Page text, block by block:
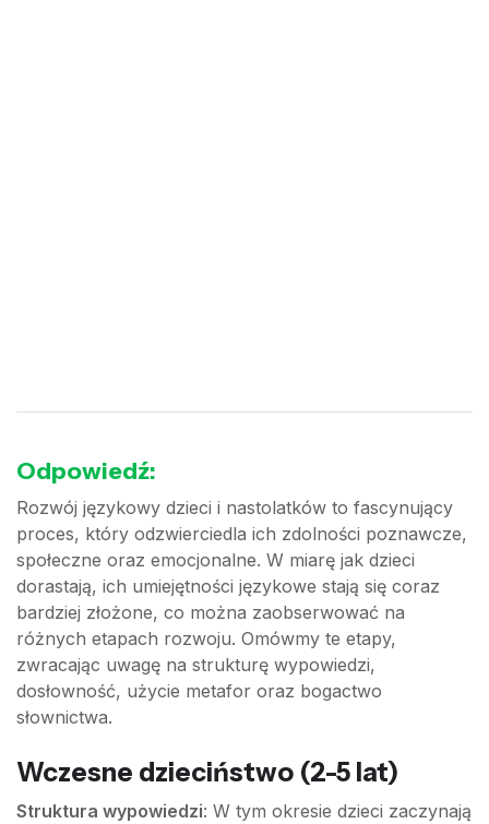
Odpowiedź:
Rozwój językowy dzieci i nastolatków to fascynujący
proces, który odzwierciedla ich zdolności poznawcze,
społeczne oraz emocjonalne. W miarę jak dzieci
dorastają, ich umiejętności językowe stają się coraz
bardziej złożone, co można zaobserwować na
różnych etapach rozwoju. Omówmy te etapy,
zwracając uwagę na strukturę wypowiedzi,
dosłowność, użycie metafor oraz bogactwo
słownictwa.
Wczesne dzieciństwo (2-5 lat)
Struktura wypowiedzi: W tym okresie dzieci zaczynają